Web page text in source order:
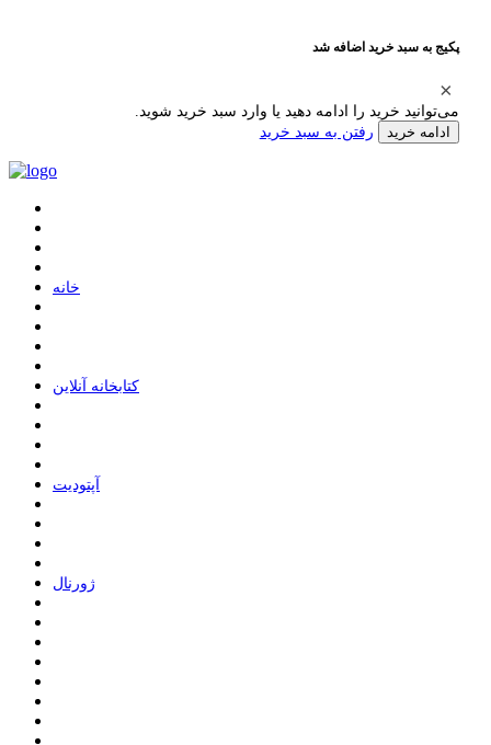
پکیج به سبد خرید اضافه شد
می‌توانید خرید را ادامه دهید یا وارد سبد خرید شوید.
ادامه خرید رفتن به سبد خرید
ﺧﺎﻧﻪ
ﮐﺘﺎﺑﺨﺎﻧﻪ ﺁﻧﻼﯾﻦ
ﺁﭘﺘﻮﺩﯾﺖ
ﮊﻭﺭﻧﺎﻝ